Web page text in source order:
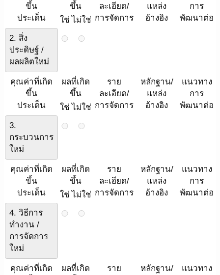
ขึ้น
ประเด็น
ขึ้น
ละเอียด/
การจัดการ
แหล่ง
อ้างอิง
การ
พัฒนาต่อ
ใช่ ไม่ใช่
2. สิ่ง
ประดิษฐ์ /
ผลผลิตใหม่
คุณค่าที่เกิด
ขึ้น
ประเด็น
ผลที่เกิด
ขึ้น
ราย
ละเอียด/
การจัดการ
หลักฐาน/
แหล่ง
อ้างอิง
แนวทาง
การ
พัฒนาต่อ
ใช่ ไม่ใช่
3.
กระบวนการ
ใหม่
คุณค่าที่เกิด
ขึ้น
ประเด็น
ผลที่เกิด
ขึ้น
ราย
ละเอียด/
การจัดการ
หลักฐาน/
แหล่ง
อ้างอิง
แนวทาง
การ
พัฒนาต่อ
ใช่ ไม่ใช่
4. วิธีการ
ทำงาน /
การจัดการ
ใหม่
คุณค่าที่เกิด
ผลที่เกิด
ราย
หลักฐาน/
แนวทาง